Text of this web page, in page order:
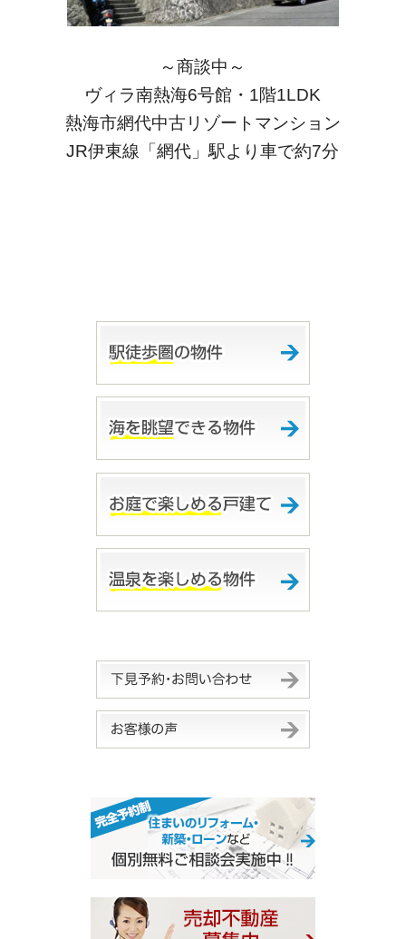
～商談中～
ヴィラ南熱海6号館・1階1LDK
熱海市網代中古リゾートマンション
JR伊東線「網代」駅より車で約7分